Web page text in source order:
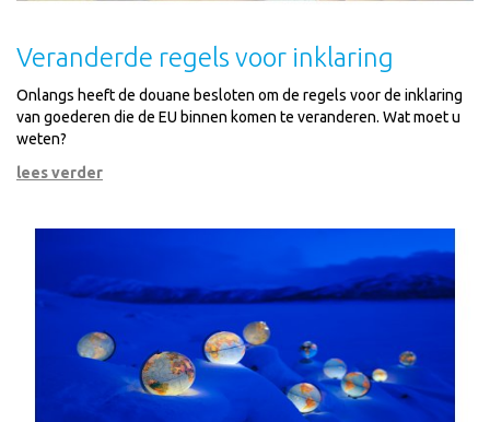
Veranderde regels voor inklaring
Onlangs heeft de douane besloten om de regels voor de inklaring
van goederen die de EU binnen komen te veranderen. Wat moet u
weten?
lees verder